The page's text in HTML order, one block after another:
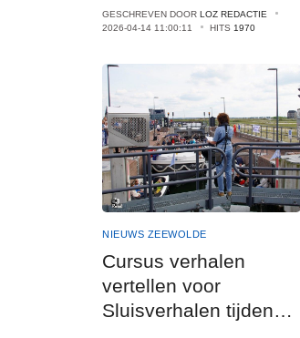
GESCHREVEN DOOR LOZ REDACTIE
2026-04-14 11:00:11
HITS 1970
NIEUWS ZEEWOLDE
Cursus verhalen
vertellen voor
Sluisverhalen tijdens